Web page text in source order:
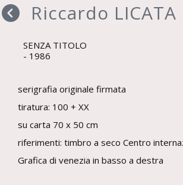
Riccardo LICATA
SENZA TITOLO
1986
serigrafia originale firmata
tiratura: 100 + XX
su carta 70 x 50 cm
riferimenti: timbro a seco Centro
Grafica di venezia in basso a destra